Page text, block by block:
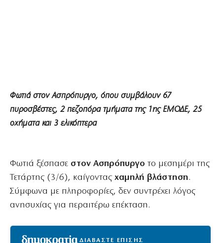
Φωτιά στον Ασπρόπυργο, όπου συμβάλουν 67
πυροσβέστες, 2 πεζοπόρα τμήματα της 1ης ΕΜΟΔΕ, 25
οχήματα και 3 ελικόπτερα
Φωτιά ξέσπασε στον Ασπρόπυργο το μεσημέρι της
Τετάρτης (3/6), καίγοντας χαμηλή βλάστηση.
Σύμφωνα με πληροφορίες, δεν συντρέχει λόγος
ανησυχίας για περαιτέρω επέκταση.
ΔΙΑΒΑΣΤΕ ΕΠΙΣΗΣ